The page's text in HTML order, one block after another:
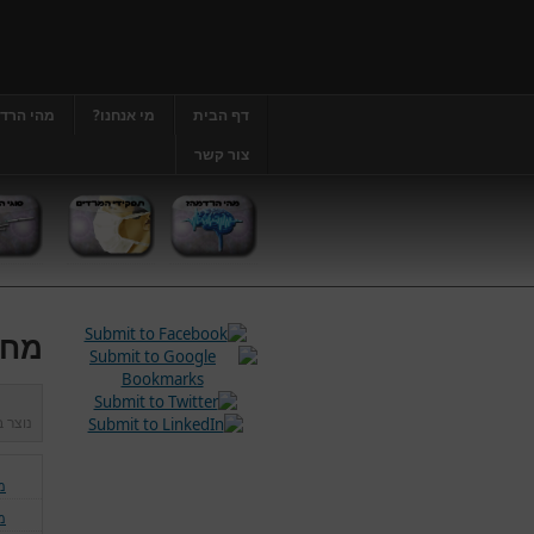
דף הבית מי אנחנו? מהי
צור קשר
נוצר